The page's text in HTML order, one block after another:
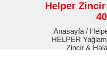
Helper
Anasayfa /
HELPER
Zincir &